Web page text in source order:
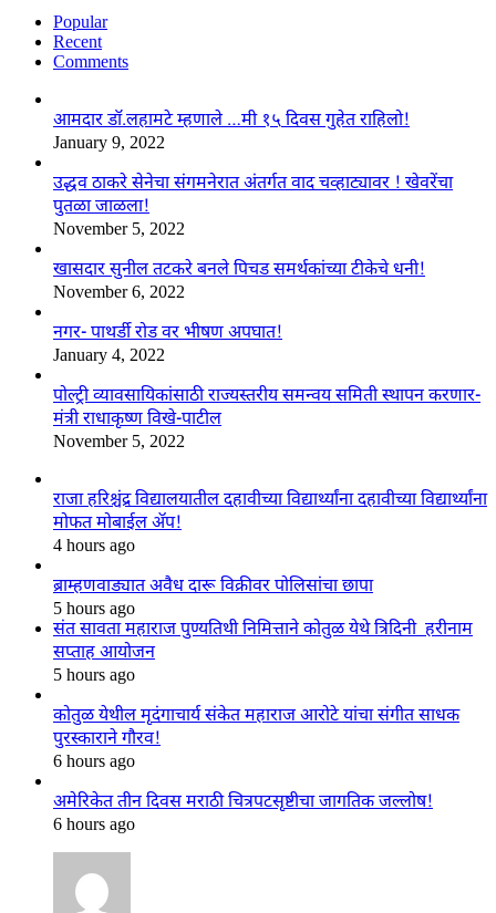
Popular
Recent
Comments
आमदार डॉ.लहामटे म्हणाले …मी १५ दिवस गुहेत राहिलो!
January 9, 2022
उद्धव ठाकरे सेनेचा संगमनेरात अंतर्गत वाद चव्हाट्यावर ! खेवरेंचा
पुतळा जाळला!
November 5, 2022
खासदार सुनील तटकरे बनले पिचड समर्थकांच्या टीकेचे धनी!
November 6, 2022
नगर- पाथर्डी रोड वर भीषण अपघात!
January 4, 2022
पोल्ट्री व्यावसायिकांसाठी राज्यस्तरीय समन्वय समिती स्थापन करणार-
मंत्री राधाकृष्ण विखे-पाटील
November 5, 2022
राजा हरिश्चंद्र विद्यालयातील दहावीच्या विद्यार्थ्यांना दहावीच्या विद्यार्थ्यांना
मोफत मोबाईल ॲप!
4 hours ago
ब्राम्हणवाड्यात अवैध दारू विक्रीवर पोलिसांचा छापा
5 hours ago
संत सावता महाराज पुण्यतिथी निमित्ताने कोतुळ येथे त्रिदिनी हरीनाम
सप्ताह आयोजन
5 hours ago
कोतुळ येथील मृदंगाचार्य संकेत महाराज आरोटे यांचा संगीत साधक
पुरस्काराने गौरव!
6 hours ago
अमेरिकेत तीन दिवस मराठी चित्रपटसृष्टीचा जागतिक जल्लोष!
6 hours ago